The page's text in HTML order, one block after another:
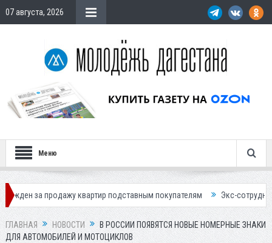
07 августа, 2026
Меню
квартир подставным покупателям Экс-сотрудница Соцфонда
ГЛАВНАЯ НОВОСТИ
В РОССИИ ПОЯВЯТСЯ НОВЫЕ НОМЕРНЫЕ ЗНАКИ
ДЛЯ АВТОМОБИЛЕЙ И МОТОЦИКЛОВ